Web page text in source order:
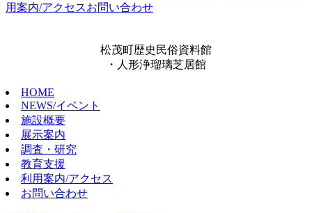
用案内/アクセスお問い合わせ
松茂町歴史民俗資料館
・人形浄瑠璃芝居館
HOME
NEWS/イベント
施設概要
展示案内
調査・研究
教育支援
利用案内/アクセス
お問い合わせ